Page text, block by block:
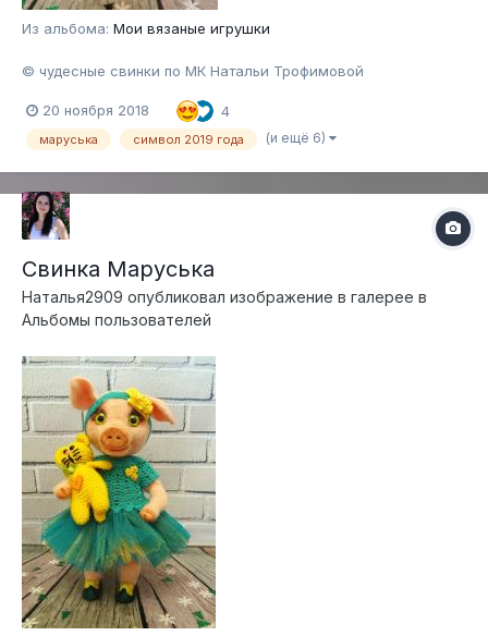
Из альбома: Мои вязаные игрушки
© чудесные свинки по МК Натальи Трофимовой
20 ноября 2018 4
маруська символ 2019 года (и ещё 6)
Свинка Маруська
Наталья2909 опубликовал изображение в галерее в
Альбомы пользователей